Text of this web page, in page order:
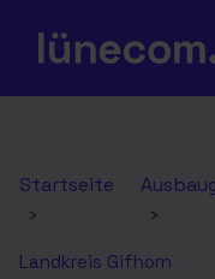
Startseite
›
›
Landkreis Gifhorn